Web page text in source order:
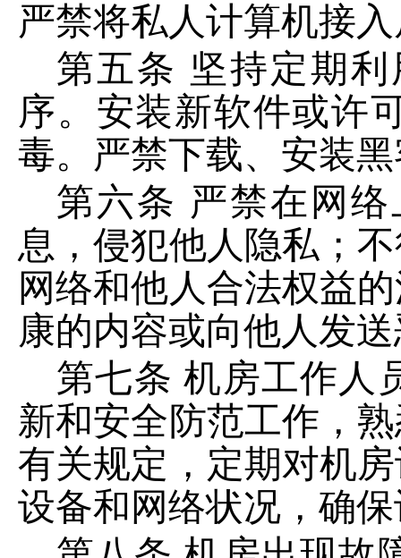
严禁将私人计算机接
第五条 坚持定期
序。安装新软件或许
毒。严禁下载、安装
第六条 严禁在网
息，侵犯他人隐私；
网络和他人合法权益
康的内容或向他人发
第七条 机房工作人
新和安全防范工作，
有关规定，定期对机
设备和网络状况，确